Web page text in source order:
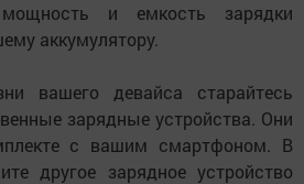
и емкость зарядки
аккумулятору.
вашего девайса старайтесь
зарядные устройства. Они
с вашим смартфоном. В
другое зарядное устройство